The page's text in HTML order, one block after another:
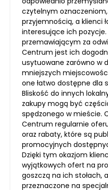
czytelnym
przyjemnością, a klienci
interesujące ich
przemawiającym za
Centrum jest ich
usytuowane zarówno w
mniejszych
one łatwo dostępne dla
Bliskość do innych
zakupy mogą być
spędzonego w mieście.
Centrum regularnie
oraz rabaty, które są
promocyjnych
Dzięki tym okazjom
wyjątkowych ofert na
goszczą na ich stołach,
przeznaczone na